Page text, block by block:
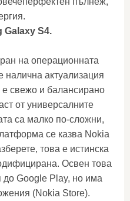
Galaxy S4.
на операционната
налична актуализация
свежо и балансирано
от универсалните
са малко по-сложни,
се казва Nokia
това е истинска
Освен това
до Google Play, но има
(Nokia Store).